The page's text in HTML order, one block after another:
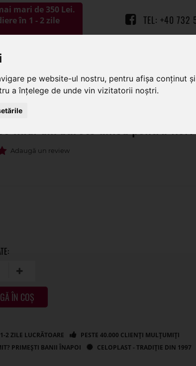
pe website-ul nostru, pentru afișa conținut
a înțelege de unde vin vizitatorii noștri.
mari de 350 Lei.
în 1 - 2 zile
TEL: +40 732
midi din burete umed pentru flori
ÎN COȘ